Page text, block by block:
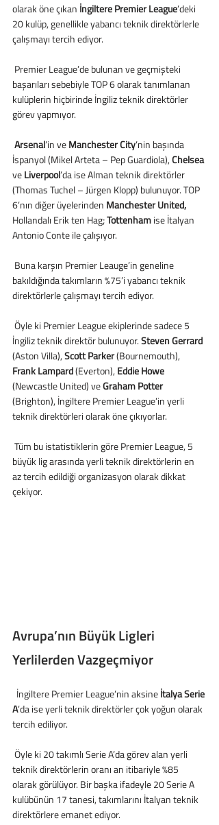
olarak öne çıkan İngiltere Premier League’deki
20 kulüp, genellikle yabancı teknik direktörlerle
çalışmayı tercih ediyor.
başarıları sebebiyle TOP 6 olarak tanımlanan
kulüplerin hiçbirinde İngiliz teknik direktörler
görev yapmıyor.
Arsenal’in ve Manchester City’nin başında
İspanyol (Mikel Arteta – Pep Guardiola), Chelsea
ve Liverpool’da ise Alman teknik direktörler
(Thomas Tuchel – Jürgen Klopp) bulunuyor. TOP
6’nın diğer üyelerinden Manchester United,
Hollandalı Erik ten Hag; Tottenham ise İtalyan
Antonio Conte ile çalışıyor.
bakıldığında takımların %75’i yabancı teknik
direktörlerle çalışmayı tercih ediyor.
İngiliz teknik direktör bulunuyor. Steven Gerrard
(Aston Villa), Scott Parker (Bournemouth),
Frank Lampard (Everton), Eddie Howe
(Newcastle United) ve Graham Potter
(Brighton), İngiltere Premier League’in yerli
teknik direktörleri olarak öne çıkıyorlar.
büyük lig arasında yerli teknik direktörlerin en
az tercih edildiği organizasyon olarak dikkat
çekiyor.
Avrupa’nın Büyük Ligleri
Yerlilerden Vazgeçmiyor
  İngiltere Premier League’nin aksine
İtalya Serie
A’da ise yerli teknik direktörler çok yoğun olarak
tercih ediliyor.
teknik direktörlerin oranı an itibariyle %85
olarak görülüyor. Bir başka ifadeyle 20 Serie A
kulübünün 17 tanesi, takımlarını İtalyan teknik
direktörlere emanet ediyor.